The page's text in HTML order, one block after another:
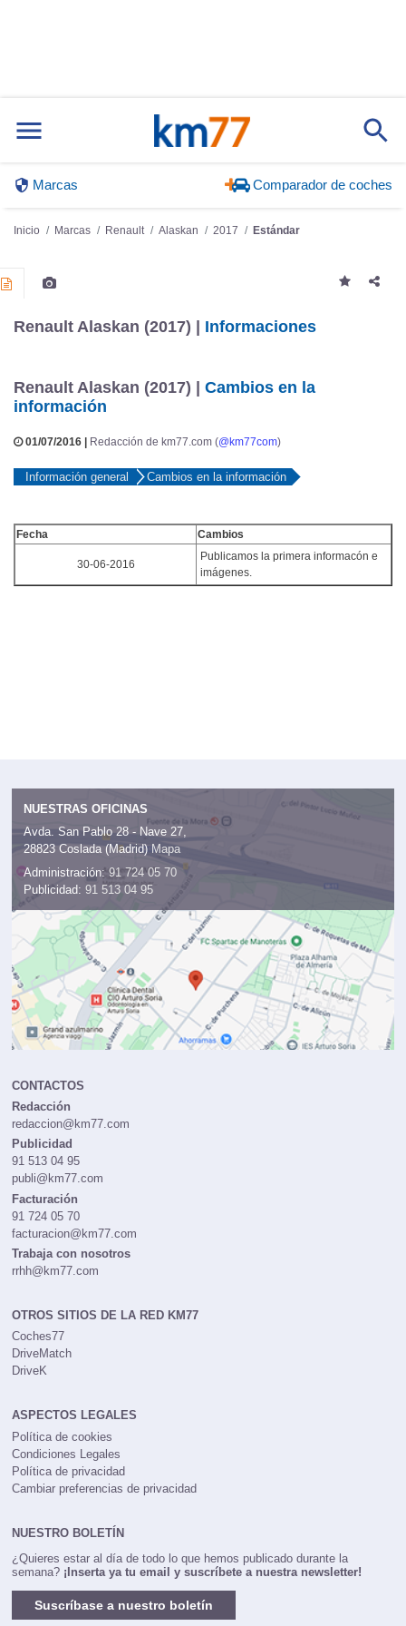
Marcas Comparador de coches
Inicio Marcas Renault Alaskan 2017 Estándar
Renault Alaskan (2017) | Informaciones
Renault Alaskan (2017) | Cambios en la
información
01/07/2016 | Redacción de km77.com (@km77com)
Información general Cambios en la información
Fecha Cambios
30-06-2016
Publicamos la primera informacón e
imágenes.
NUESTRAS OFICINAS
Avda. San Pablo 28 - Nave 27,
28823 Coslada (Madrid) Mapa
Administración: 91 724 05 70
Publicidad: 91 513 04 95
CONTACTOS
Redacción
redaccion@km77.com
Publicidad
91 513 04 95
publi@km77.com
Facturación
91 724 05 70
facturacion@km77.com
Trabaja con nosotros
rrhh@km77.com
OTROS SITIOS DE LA RED KM77
Coches77
DriveMatch
DriveK
ASPECTOS LEGALES
Política de cookies
Condiciones Legales
Política de privacidad
Cambiar preferencias de privacidad
NUESTRO BOLETÍN
¿Quieres estar al día de todo lo que hemos publicado durante la
semana? ¡Inserta ya tu email y suscríbete a nuestra newsletter!
Suscríbase a nuestro boletín